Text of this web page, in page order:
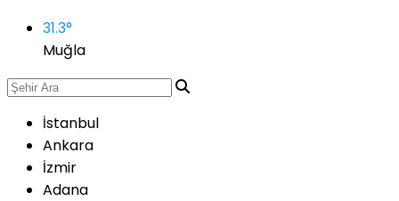
31.3°
Muğla
İstanbul
Ankara
İzmir
Adana